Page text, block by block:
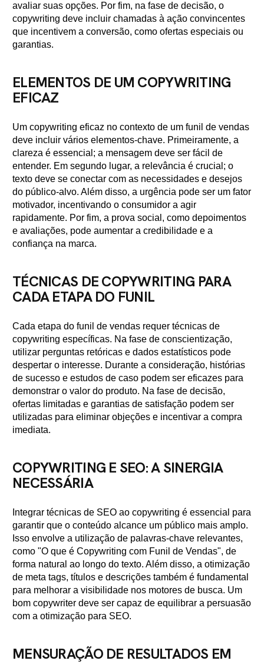
avaliar suas opções. Por fim, na fase de decisão, o
copywriting deve incluir chamadas à ação convincentes
que incentivem a conversão, como ofertas especiais ou
garantias.
ELEMENTOS DE UM COPYWRITING
EFICAZ
Um copywriting eficaz no contexto de um funil de vendas
deve incluir vários elementos-chave. Primeiramente, a
clareza é essencial; a mensagem deve ser fácil de
entender. Em segundo lugar, a relevância é crucial; o
texto deve se conectar com as necessidades e desejos
do público-alvo. Além disso, a urgência pode ser um fator
motivador, incentivando o consumidor a agir
rapidamente. Por fim, a prova social, como depoimentos
e avaliações, pode aumentar a credibilidade e a
confiança na marca.
TÉCNICAS DE COPYWRITING PARA
CADA ETAPA DO FUNIL
Cada etapa do funil de vendas requer técnicas de
copywriting específicas. Na fase de conscientização,
utilizar perguntas retóricas e dados estatísticos pode
despertar o interesse. Durante a consideração, histórias
de sucesso e estudos de caso podem ser eficazes para
demonstrar o valor do produto. Na fase de decisão,
ofertas limitadas e garantias de satisfação podem ser
utilizadas para eliminar objeções e incentivar a compra
imediata.
COPYWRITING E SEO: A SINERGIA
NECESSÁRIA
Integrar técnicas de SEO ao copywriting é essencial para
garantir que o conteúdo alcance um público mais amplo.
Isso envolve a utilização de palavras-chave relevantes,
como "O que é Copywriting com Funil de Vendas", de
forma natural ao longo do texto. Além disso, a otimização
de meta tags, títulos e descrições também é fundamental
para melhorar a visibilidade nos motores de busca. Um
bom copywriter deve ser capaz de equilibrar a persuasão
com a otimização para SEO.
MENSURAÇÃO DE RESULTADOS EM